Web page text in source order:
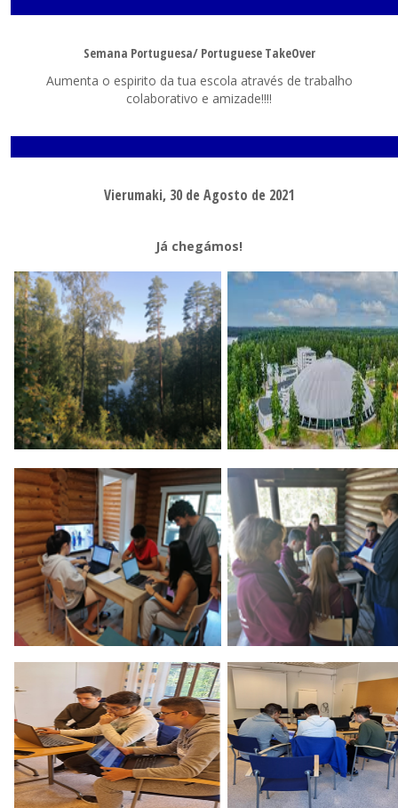
Semana Portuguesa/ Portuguese TakeOver
Aumenta o espirito da tua escola através de trabalho
colaborativo e amizade!!!!
Vierumaki, 30 de Agosto de 2021
Já chegámos!